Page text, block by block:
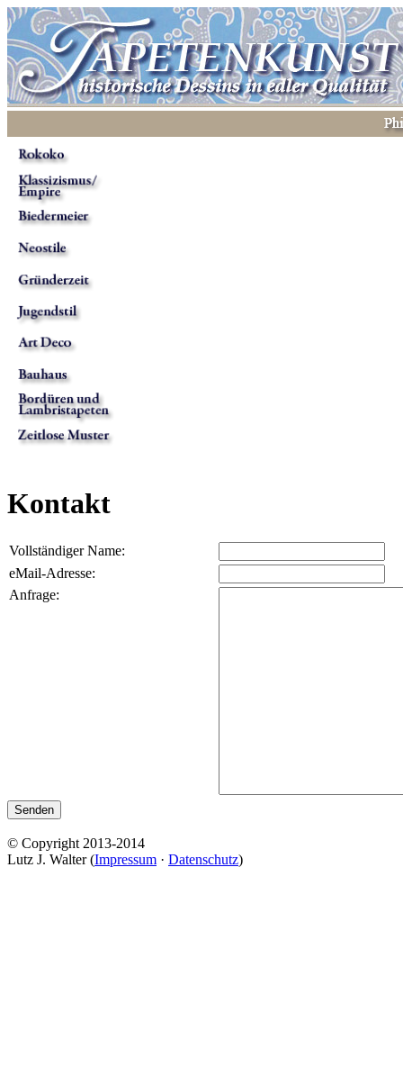
Kontakt
Vollständiger Name:
eMail-Adresse:
Anfrage:
Senden
© Copyright 2013-2014
Lutz J. Walter (Impressum · Datenschutz)